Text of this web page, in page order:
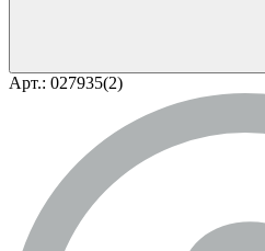
Арт.: 027935(2)